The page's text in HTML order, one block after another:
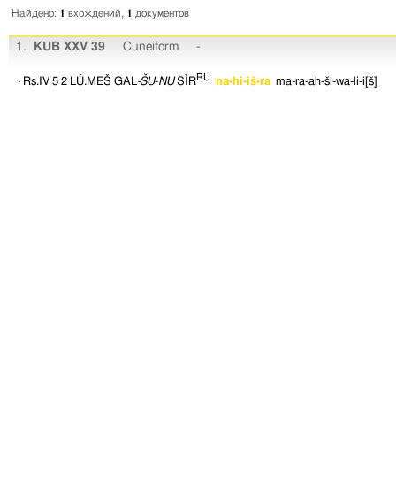
Найдено: 1 вхождений, 1 документов
1. KUB XXV 39 Cuneiform -
· Rs.IV 5 2 LÚ.MEŠ GAL-ŠU-NU SÌRRU na-hi-iš-ra ma-ra-ah-ši-wa-li-i[š]